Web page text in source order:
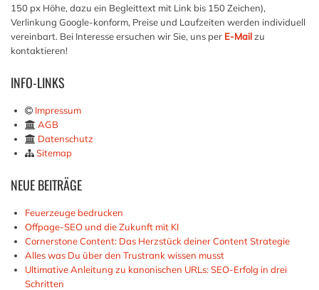
150 px Höhe, dazu ein Begleittext mit Link bis 150 Zeichen),
Verlinkung Google-konform, Preise und Laufzeiten werden individuell
vereinbart. Bei Interesse ersuchen wir Sie, uns per E-Mailzu
kontaktieren!
INFO-LINKS
Impressum
AGB
Datenschutz
Sitemap
NEUEBEITRÄGE
Feuerzeuge bedrucken
Offpage-SEO und die Zukunft mit KI
Cornerstone Content: Das Herzstück deiner Content Strategie
Alles was Du über den Trustrank wissen musst
Ultimative Anleitung zu kanonischen URLs: SEO-Erfolg in drei
Schritten